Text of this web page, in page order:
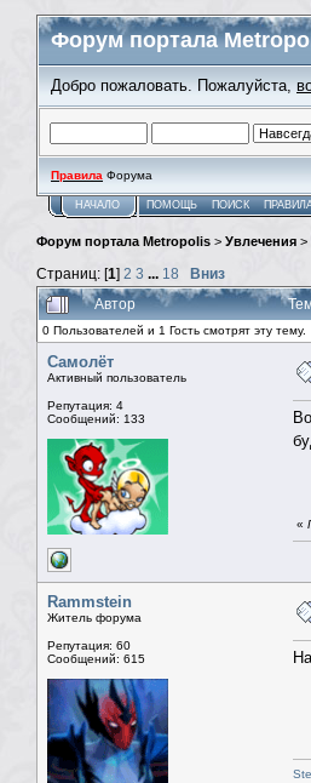
Форум портала
Добро пожаловать. Пожалуйста,
Правила Форума
НАЧАЛО ПОМОЩЬ ПОИСК
Форум портала Metropolis > Увлечения >
Страниц: [1] 2 3 ... 18 Вниз
Автор
0 Пользователей и 1 Гость смотрят эту тему.
Самолёт
Активный пользователь
Репутация: 4
Сообщений: 133
«
Rammstein
Житель форума
Репутация: 60
Сообщений: 615